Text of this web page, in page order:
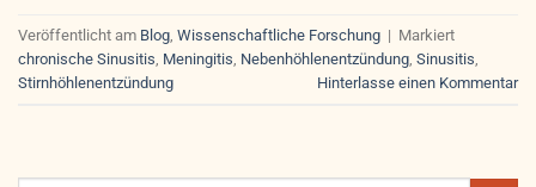
Veröffentlicht am Blog Wissenschaftliche Forschung | Markiert
chronische Sinusitis Meningitis Nebenhöhlenentzündung Sinusitis
Stirnhöhlenentzündung
Hinterlasse einen Kommentar